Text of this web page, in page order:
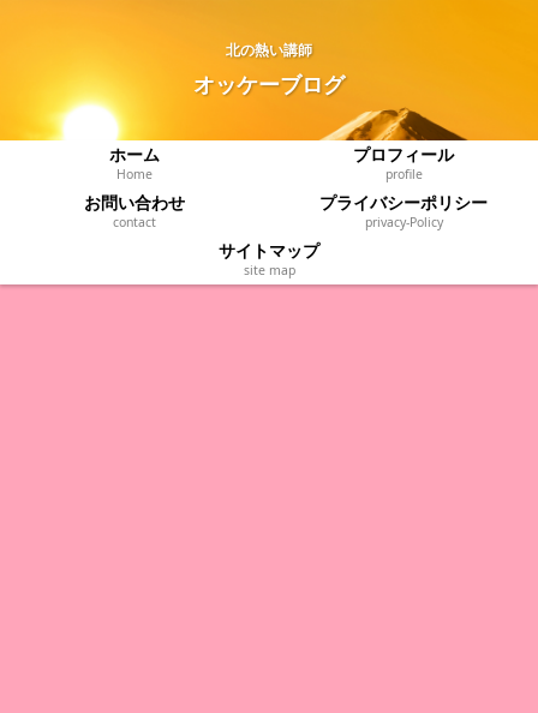
北の熱い講師
オッケーブログ
ホーム
Home
プロフィール
profile
お問い合わせ
contact
プライバシーポリシー
privacy‐Policy
サイトマップ
site map